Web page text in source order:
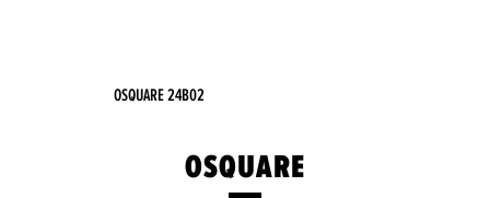
OSQUARE 24B02
OSQUARE